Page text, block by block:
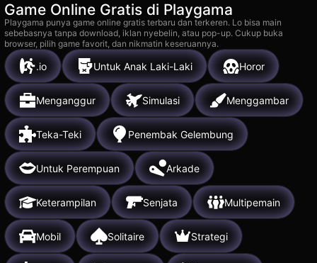
Game Online Gratis di Playgama
Playgama punya game online gratis terbaru dan terkeren. Lo bisa main
sebebasnya tanpa download, iklan nyebelin, atau pop-up. Cukup buka
browser, pilih game favorit, dan nikmatin keseruannya.
.io Untuk Anak Laki-Laki Horor
Menganggur Simulasi Menggambar
Teka-Teki Penembak Gelembung
Untuk Perempuan Arkade
Keterampilan Senjata Multipemain
Mobil Solitaire Strategi